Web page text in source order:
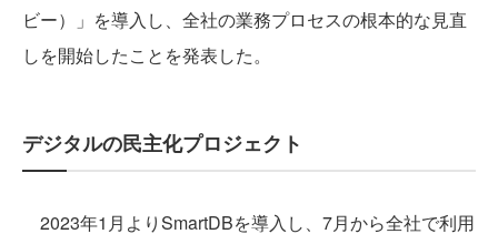
ビー）」を導入し、全社の業務プロセスの根本的な見直
しを開始したことを発表した。
デジタルの民主化プロジェクト
2023年1月よりSmartDBを導入し、7月から全社で利用